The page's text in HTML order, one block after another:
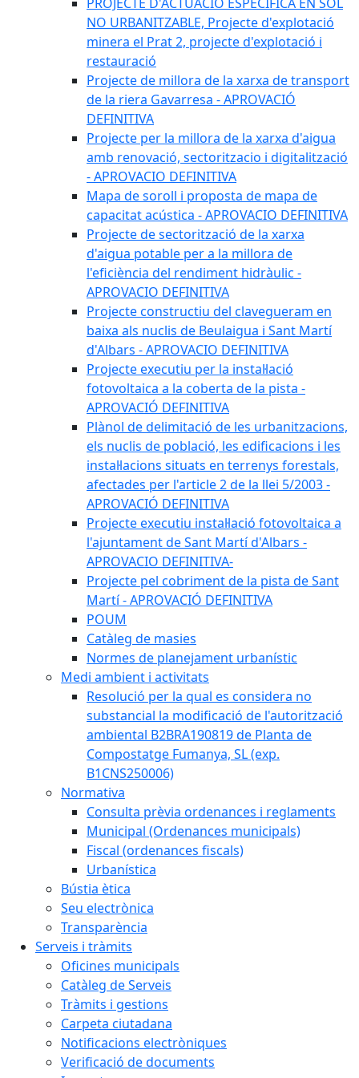
NO URBANITZABLE, Projecte d'explotació
minera el Prat 2, projecte d'explotació i
restauració
Projecte de millora de la xarxa de transport
de la riera Gavarresa - APROVACIÓ
DEFINITIVA
Projecte per la millora de la xarxa d'aigua
amb renovació, sectoritzacio i digitalització
- APROVACIO DEFINITIVA
Mapa de soroll i proposta de mapa de
capacitat acústica - APROVACIO DEFINITIVA
Projecte de sectorització de la xarxa
d'aigua potable per a la millora de
l'eficiència del rendiment hidràulic -
APROVACIO DEFINITIVA
Projecte constructiu del clavegueram en
baixa als nuclis de Beulaigua i Sant Martí
d'Albars - APROVACIO DEFINITIVA
Projecte executiu per la instal·lació
fotovoltaica a la coberta de la pista -
APROVACIÓ DEFINITIVA
Plànol de delimitació de les urbanitzacions,
els nuclis de població, les edificacions i les
instal·lacions situats en terrenys forestals,
afectades per l'article 2 de la llei 5/2003 -
APROVACIÓ DEFINITIVA
Projecte executiu instal·lació fotovoltaica a
l'ajuntament de Sant Martí d'Albars -
APROVACIO DEFINITIVA-
Projecte pel cobriment de la pista de Sant
Martí - APROVACIÓ DEFINITIVA
POUM
Catàleg de masies
Normes de planejament urbanístic
Medi ambient i activitats
Resolució per la qual es considera no
substancial la modificació de l'autorització
ambiental B2BRA190819 de Planta de
Compostatge Fumanya, SL (exp.
B1CNS250006)
Normativa
Consulta prèvia ordenances i reglaments
Municipal (Ordenances municipals)
Fiscal (ordenances fiscals)
Urbanística
Bústia ètica
Seu electrònica
Transparència
Serveis i tràmits
Oficines municipals
Catàleg de Serveis
Tràmits i gestions
Carpeta ciutadana
Notificacions electròniques
Verificació de documents